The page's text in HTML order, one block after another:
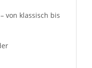
– von klassisch bis